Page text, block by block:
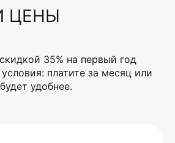
ЦЕНЫ
35% на первый год
платите за месяц или
удобнее.